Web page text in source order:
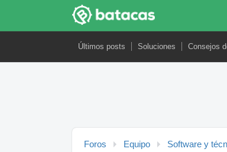
Últimos posts Soluciones Consejos
Foros Equipo Software y